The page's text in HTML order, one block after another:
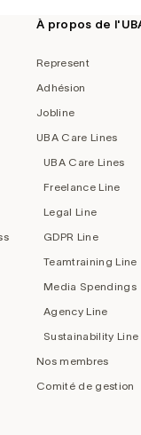
À propos de
Represent
Adhésion
Jobline
UBA Care Lines
UBA Care Lines
Freelance Line
Legal Line
GDPR Line
Teamtraining Line
Media Spendings
Agency Line
Sustainability Line
Nos membres
Comité de gestion